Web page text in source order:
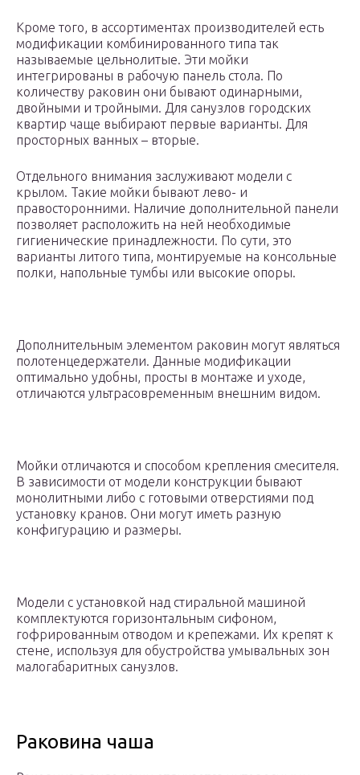
Кроме того, в ассортиментах производителей есть
модификации комбинированного типа так
называемые цельнолитые. Эти мойки
интегрированы в рабочую панель стола. По
количеству раковин они бывают одинарными,
двойными и тройными. Для санузлов городских
квартир чаще выбирают первые варианты. Для
просторных ванных – вторые.
Отдельного внимания заслуживают модели с
крылом. Такие мойки бывают лево- и
правосторонними. Наличие дополнительной панели
позволяет расположить на ней необходимые
гигиенические принадлежности. По сути, это
варианты литого типа, монтируемые на консольные
полки, напольные тумбы или высокие опоры.
Дополнительным элементом раковин могут являться
полотенцедержатели. Данные модификации
оптимально удобны, просты в монтаже и уходе,
отличаются ультрасовременным внешним видом.
Мойки отличаются и способом крепления смесителя.
В зависимости от модели конструкции бывают
монолитными либо с готовыми отверстиями под
установку кранов. Они могут иметь разную
конфигурацию и размеры.
Модели с установкой над стиральной машиной
комплектуются горизонтальным сифоном,
гофрированным отводом и крепежами. Их крепят к
стене, используя для обустройства умывальных зон
малогабаритных санузлов.
Раковина чаша